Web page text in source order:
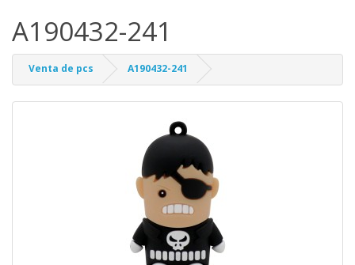
A190432-241
Venta de pcs A190432-241